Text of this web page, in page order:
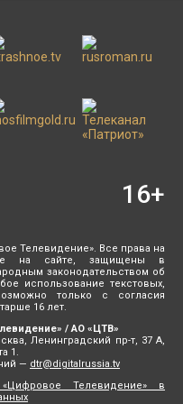
Телевидение». Все права на
на сайте, защищены в
законодательством об
использование текстовых,
только с согласия
16 лет.
/ АО «ЦТВ»
Ленинградский пр-т, 37 А,
1.
— dtr@digitalrussia.tv
Телевидение» в
16+